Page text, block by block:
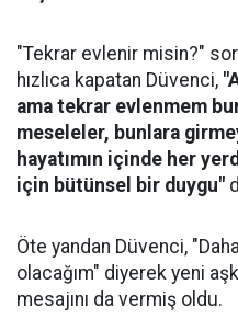
"Tekrar evlenir misin?"
hızlıca kapatan Düvenci,
ama tekrar evlenmem
meseleler, bunlara
hayatımın içinde her
için bütünsel bir duygu"
Öte yandan Düvenci,
olacağım" diyerek yeni
mesajını da vermiş oldu.